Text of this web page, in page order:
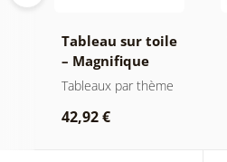
Tableau sur toile
– Magnifique
sommet de
et blanc
Tableaux par thème
42,92 €